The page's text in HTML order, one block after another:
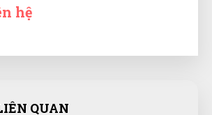
năm trước)
đáng để trãi nghiệm
hệ
QUAN